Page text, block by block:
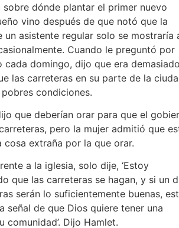
sobre dónde plantar el primer nuevo
vino después de que notó que la
un asistente regular solo se mostraría
Cuando le preguntó por
cada domingo, dijo que era
las carreteras en su parte de la
condiciones.
que deberían orar para que el
pero la mujer admitió que
cosa extraña por la que orar.
a la iglesia, solo dije, ‘Estoy
que las carreteras se hagan, y si un
serán lo suficientemente buenas,
señal de que Dios quiere tener una
comunidad’. Dijo Hamlet.